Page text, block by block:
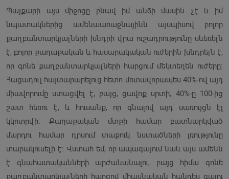
Պայքարի այս միջոցը բնավ իմ անձի մասին չէ և իմ
նպատակներից ամենաառաջնայինն այսպիսով բոլոր
քաղբանտարկյալների խնդրի վրա ուշադրությունը սևեռելն
է, բոլոր քաղաքական և հասարակական ուժերին խնդրելն է,
որ գոնե քաղբանտարկյալների հարցում մեկտեղեն ուժերը։
Հացադուլ հայտարարելուց հետո մոտավորապես 40%-ով այդ
միավորումը ստացվել է, բայց, ցավոք սրտի, 40%-ը 100-ից
շատ հեռու է, և հուսանք, որ գնալով այդ սառույցն էլ
կկոտրվի։ Քաղաքական մտքի համար բատնարկված
մարդու համար դրսում տաքուկ նստածների լռությունը
տարակուսելի է։ Վստահ եմ, որ ապագայում նաև այս ամենն
է գնահատականների արժանանալու, բայց հիմա գոնե
քաղբանտարկյալների հարցով միասնական հանդես գալու